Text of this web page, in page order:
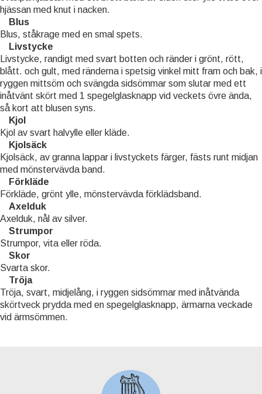
hjässan med knut i nacken.
Blus
Blus, ståkrage med en smal spets.
Livstycke
Livstycke, randigt med svart botten och ränder i grönt, rött,
blått. och gult, med ränderna i spetsig vinkel mitt fram och bak, i
ryggen mittsöm och svängda sidsömmar som slutar med ett
inåtvänt skört med 1 spegelglasknapp vid veckets övre ända,
så kort att blusen syns.
Kjol
Kjol av svart halvylle eller kläde.
Kjolsäck
Kjolsäck, av granna lappar i livstyckets färger, fästs runt midjan
med mönstervävda band.
Förkläde
Förkläde, grönt ylle, mönstervävda förklädsband.
Axelduk
Axelduk, nål av silver.
Strumpor
Strumpor, vita eller röda.
Skor
Svarta skor.
Tröja
Tröja, svart, midjelång, i ryggen sidsömmar med inåtvända
skörtveck prydda med en spegelglasknapp, ärmarna veckade
vid ärmsömmen.